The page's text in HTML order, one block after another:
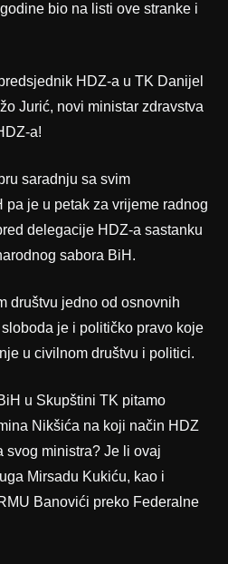
bio na listi ove stranke i
HDZ-a u TK Danijel
Jurić, novi ministar zdravstva
a!
saradnju sa svim
je u petak za vrijeme radnog
delegacije HDZ-a sastanku
sabora BiH.
društvu jedno od osnovnih
je i političko pravo koje
u civilnom društvu i politici.
u Skupštini TK pitamo
Nikšića na koji način HDZ
svog ministra? Je li ovaj
Mirsadu Kukiću, kao i
Banovići preko Federalne